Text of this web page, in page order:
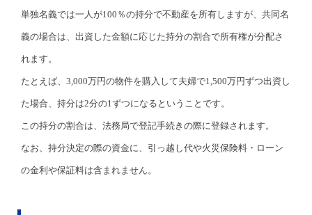
単独名義では一人が100％の持分で不動産を所有しますが、共同名
義の場合は、出資した金額に応じた持分の割合で所有権が分配さ
れます。
たとえば、3,000万円の物件を購入して夫婦で1,500万円ずつ出資し
た場合、持分は2分の1ずつになるということです。
この持分の割合は、法務局で登記手続きの際に登録されます。
なお、持分決定の際の資金に、引っ越し代や火災保険料・ローン
の金利や保証料は含まれません。